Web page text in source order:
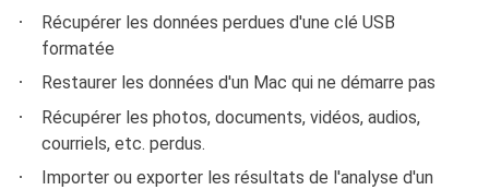
Récupérer les données perdues d'une clé USB
formatée
Restaurer les données d'un Mac qui ne démarre pas
Récupérer les photos, documents, vidéos, audios,
courriels, etc. perdus.
Importer ou exporter les résultats de l'analyse d'un